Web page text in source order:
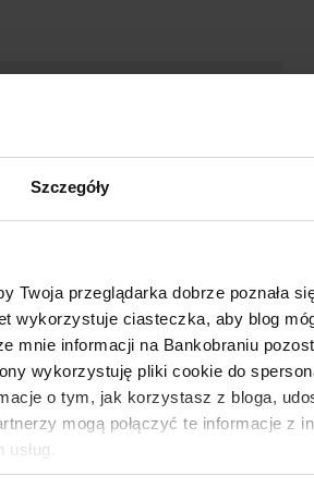
Szczegóły
Twoja przeglądarka dobrze poznała
wykorzystuje ciasteczka, aby blog
mnie informacji na Bankobraniu
wykorzystuję pliki cookie do
o tym, jak korzystasz z bloga,
mogą połączyć te informacje z
koncie
w
(+
za